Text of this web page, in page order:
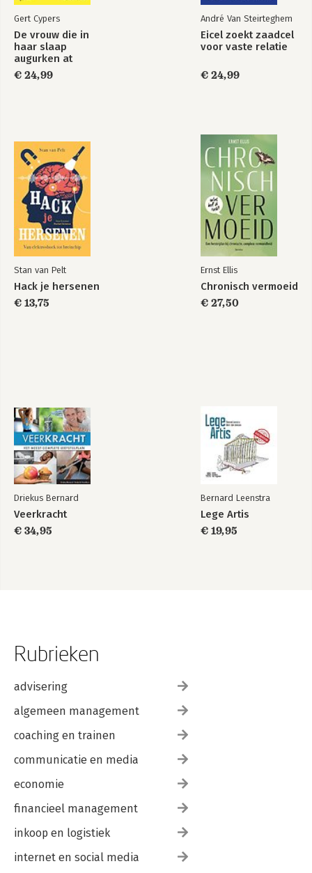
Gert Cypers
De vrouw die in
haar slaap
augurken at
€ 24,99
André Van Steirteghem
Eicel zoekt zaadcel
voor vaste relatie
€ 24,99
Stan van Pelt
Hack je hersenen
€ 13,75
Ernst Ellis
Chronisch vermoeid
€ 27,50
Driekus Bernard
Veerkracht
€ 34,95
Bernard Leenstra
Lege Artis
€ 19,95
Rubrieken
advisering
algemeen management
coaching en trainen
communicatie en media
economie
financieel management
inkoop en logistiek
internet en social media